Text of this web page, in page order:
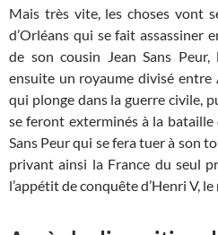
Mais très vite, les choses vont
d’Orléans qui se fait assassiner
de son cousin Jean Sans Peur,
ensuite un royaume divisé entre
qui plonge dans la guerre civile,
se feront exterminés à la bataille
Sans Peur qui se fera tuer à son
privant ainsi la France du seul
l’appétit de conquête d’Henri V,